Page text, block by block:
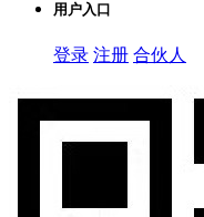
用户入口
登录 注册 合伙人